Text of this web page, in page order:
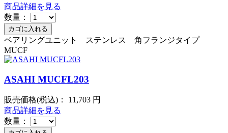
商品詳細を見る
数量：
ベアリングユニット ステンレス 角フランジタイプ
MUCF
ASAHI MUCFL203
販売価格(税込)： 11,703 円
商品詳細を見る
数量：